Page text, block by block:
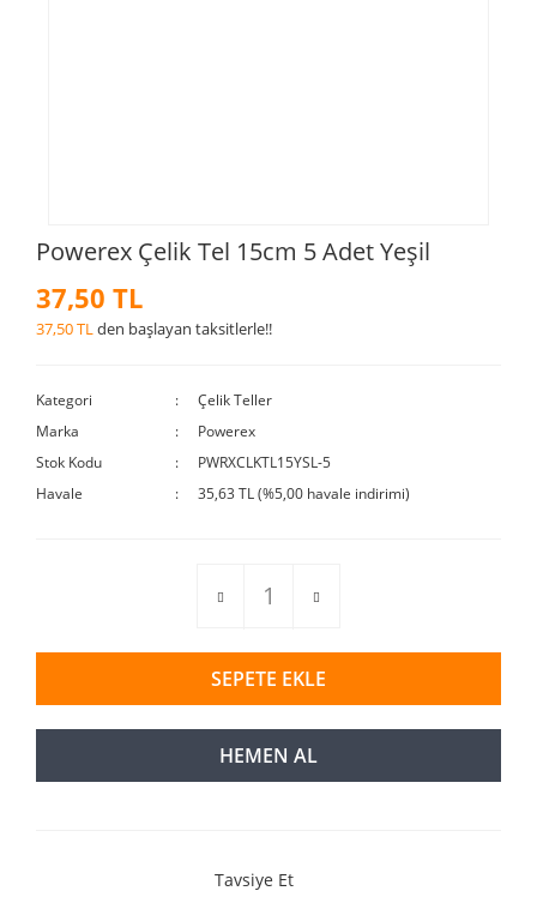
Powerex Çelik Tel 15cm 5 Adet Yeşil
37,50 TL
37,50 TLden başlayan taksitlerle!!
Kategori
Çelik Teller
Marka
Powerex
Stok Kodu
PWRXCLKTL15YSL-5
Havale
35,63 TL (%5,00 havale indirimi)
SEPETE EKLE
HEMEN AL
Tavsiye Et